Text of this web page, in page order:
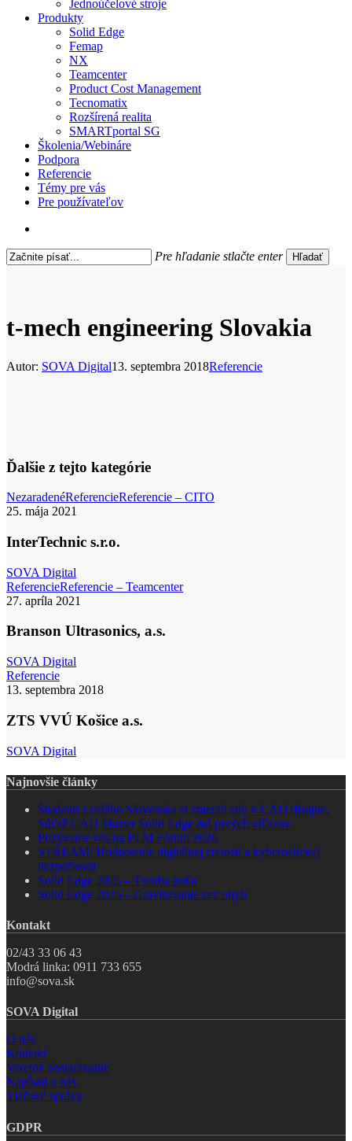
Jednoúčelové stroje
Produkty
Solid Edge
Femap
NX
Teamcenter
Product Cost Management
Tecnomatix
Rozšírená realita
SMARTportal SG
Školenia/Webináre
Podpora
Referencie
Témy pre vás
Pre používateľov
Pre hľadanie stlačte enter Hľadať
t-mech engineering Slovakia
Autor: SOVA Digital13. septembra 2018Referencie
Ďalšie z tejto kategórie
NezaradenéReferencieReferencie – CITO
25. mája 2021
InterTechnic s.r.o.
SOVA Digital
ReferencieReferencie – TeamcenterBranson
27. apríla 2021
Branson Ultrasonics, a.s.
SOVA Digital
ReferencieZTS
VVÚ
a.s.
13. septembra 2018
ZTS VVÚ Košice a.s.
SOVA Digital
Najnovšie články
Študenti z celého Slovenska si zmerali sily v CAD dizajne.
Súťaž CAD Master Solid Edge má prvých víťazov
Pozývame vás na PLM Fórum 2026
STREAM: Hodnotenie digitálnej zrelosti a kybernetickej
bezpečnosti
Solid Edge 2025 – Tvorba poľa
Solid Edge 2025 – Gravírovanie cez ohyb
Kontakt
02/43 33 06 43
Modrá linka: 0911 733 655
info@sova.sk
SOVA Digital
O nás
Kontakt
Verejné obstarávanie
Napísali o nás
Tlačové správy
GDPR